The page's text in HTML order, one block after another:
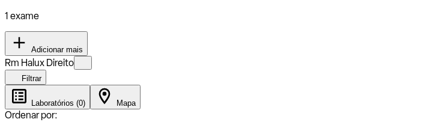
1 exame
Adicionar mais
Rm Halux Direito
Filtrar
Laboratórios (0) Mapa
Ordenar por: